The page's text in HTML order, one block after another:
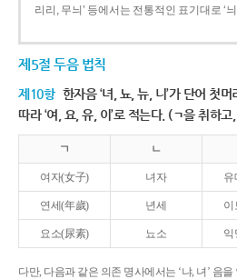
리리, 무늬’ 등에서는 전통적인 표기대로 ‘
제5절 두음 법칙
제10항 한자음 ‘녀, 뇨, 뉴, 니’가 단어 첫
따라 ‘여, 요, 유, 이’로 적는다. (ㄱ을 취하
ㄱ ㄴ
여자(女子) 녀자 유
연세(年歲) 년세 이
요소(尿素) 뇨소 익
다만, 다음과 같은 의존 명사에서는 ‘냐, 녀’ 음을